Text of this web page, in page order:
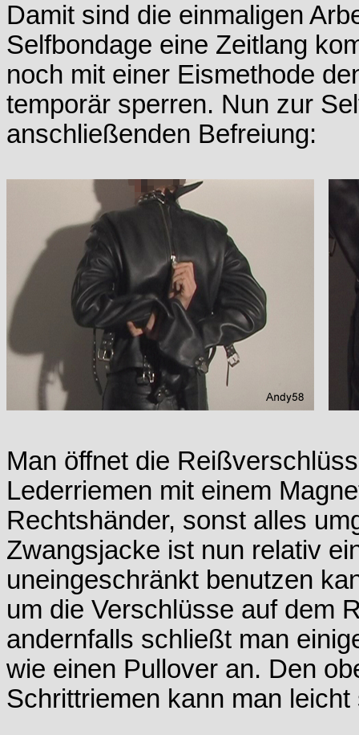
Damit sind die einmaligen
Selfbondage eine Zeitlang
noch mit einer Eismethode
temporär sperren. Nun zur
anschließenden Befreiung:
Man öffnet die
Lederriemen mit einem
Rechtshänder, sonst alles
Zwangsjacke ist nun relativ
uneingeschränkt benutzen
um die Verschlüsse auf dem
andernfalls schließt man
wie einen Pullover an. Den
Schrittriemen kann man